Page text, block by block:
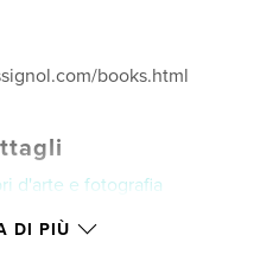
books.html
d'arte e fotografia
design
DI PIÙ